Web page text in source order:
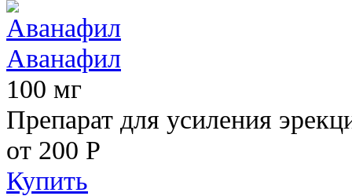
Аванафил
100 мг
Препарат для усиления
от 200 Р
Купить